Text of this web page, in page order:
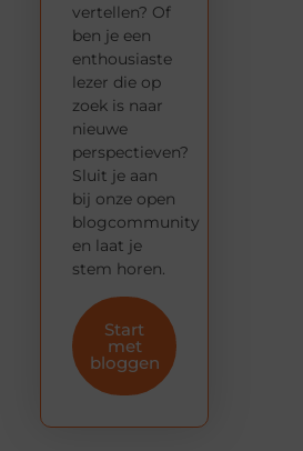
vertellen? Of
ben je een
enthousiaste
lezer die op
zoek is naar
nieuwe
perspectieven?
Sluit je aan
bij onze open
blogcommunity
en laat je
stem horen.
Start
met
bloggen